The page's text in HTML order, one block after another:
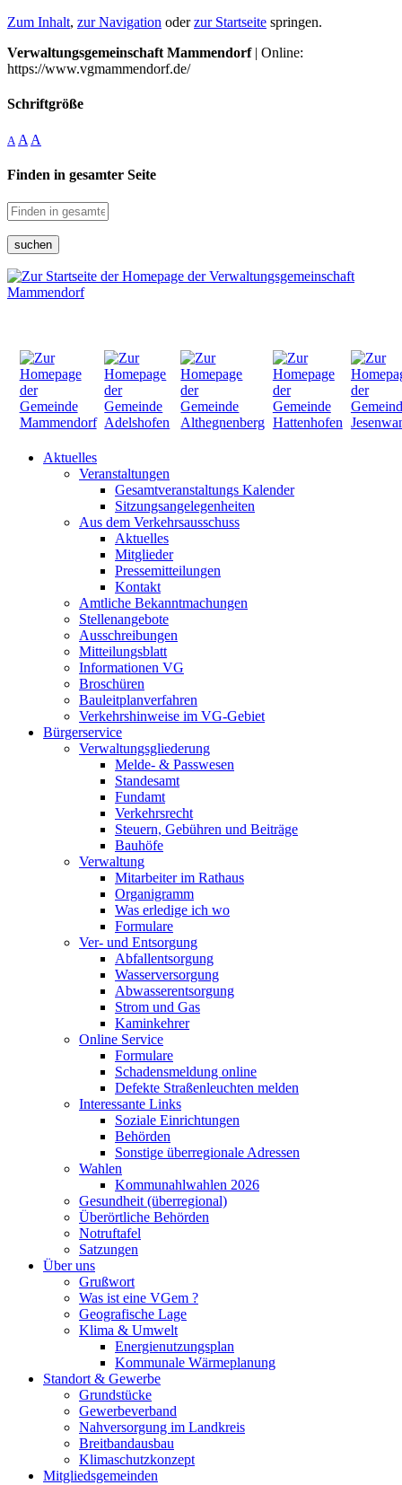
Zum Inhalt, zur Navigation oderzur Startseite springen.
Verwaltungsgemeinschaft Mammendorf| Online:
https://www.vgmammendorf.de/
Schriftgröße
A A A
Finden in gesamter Seite
suchen
Aktuelles
Veranstaltungen
Gesamtveranstaltungs Kalender
Sitzungsangelegenheiten
Aus dem Verkehrsausschuss
Aktuelles
Mitglieder
Pressemitteilungen
Kontakt
Amtliche Bekanntmachungen
Stellenangebote
Ausschreibungen
Mitteilungsblatt
Informationen VG
Broschüren
Bauleitplanverfahren
Verkehrshinweise im VG-Gebiet
Bürgerservice
Verwaltungsgliederung
Melde- & Passwesen
Standesamt
Fundamt
Verkehrsrecht
Steuern, Gebühren und Beiträge
Bauhöfe
Verwaltung
Mitarbeiter im Rathaus
Organigramm
Was erledige ich wo
Formulare
Ver- und Entsorgung
Abfallentsorgung
Wasserversorgung
Abwasserentsorgung
Strom und Gas
Kaminkehrer
Online Service
Formulare
Schadensmeldung online
Defekte Straßenleuchten melden
Interessante Links
Soziale Einrichtungen
Behörden
Sonstige überregionale Adressen
Wahlen
Kommunahlwahlen 2026
Gesundheit (überregional)
Überörtliche Behörden
Notruftafel
Satzungen
Über uns
Grußwort
Was ist eine VGem ?
Geografische Lage
Klima & Umwelt
Energienutzungsplan
Kommunale Wärmeplanung
Standort & Gewerbe
Grundstücke
Gewerbeverband
Nahversorgung im Landkreis
Breitbandausbau
Klimaschutzkonzept
Mitgliedsgemeinden